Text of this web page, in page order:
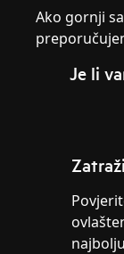
Ako gornji
Je li